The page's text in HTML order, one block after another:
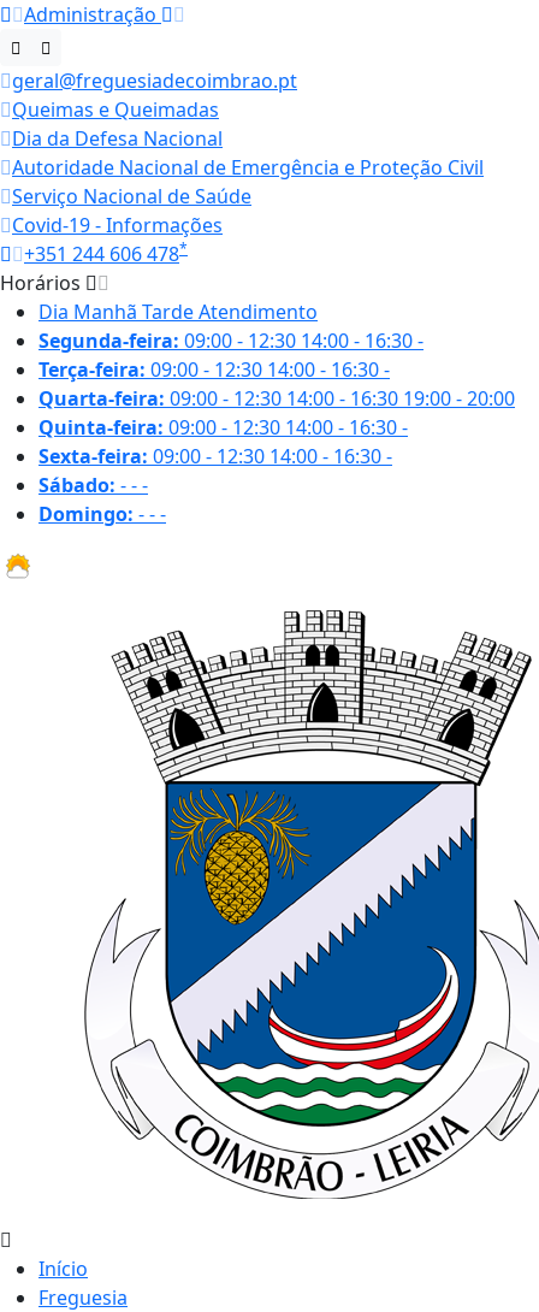
Administração
geral@freguesiadecoimbrao.pt
Queimas e Queimadas
Dia da Defesa Nacional
Autoridade Nacional de Emergência e Proteção Civil
Serviço Nacional de Saúde
Covid-19 - Informações
+351 244 606 478*
Horários
Dia Manhã TardeAtendimento
Segunda-feira: 09:00 - 12:30 14:00 - 16:30-
Terça-feira: 09:00 - 12:30 14:00 - 16:30-
Quarta-feira: 09:00 - 12:30 14:00 - 16:30 19:00 - 20:00
Quinta-feira: 09:00 - 12:30 14:00 - 16:30-
Sexta-feira: 09:00 - 12:30 14:00 - 16:30-
Sábado: ---
Domingo: ---
Início
Freguesia